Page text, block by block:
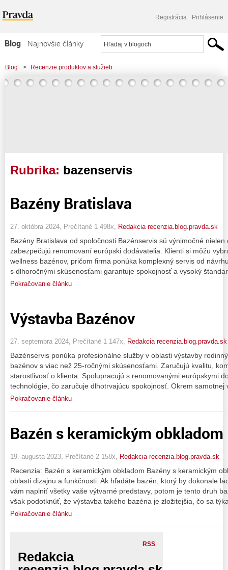
Registrácia Prihlásenie
Blog
Najnovšie články
Najčítanejšie články
Najkomentovanejšie články
Blog > Recenzie produktov a služieb
Rubrika: bazenservis
Bazény Bratislava
27. októbra 2024, Prečítané 1 498x, Redakcia recenzia.blog.pravda.sk
Bazény Bratislava od spoločnosti Bazénservis sú výnimočné
zabezpečujú renomovaní európski dodávatelia. Klienti si môžu
wellness bazénov, pričom firma ponúka komplexný servis od
s dlhoročnými skúsenosťami garantuje spokojnosť a vysoký
Pokračovanie článku
Výstavba Bazénov
27. septembra 2024, Prečítané 1 147x, Redakcia recenzia.blog.pravda.sk
Bazénservis ponúka profesionálne služby v oblasti výstavby
bazénov s viac než 25-ročnými skúsenosťami. Zaručujú kvalitu,
starostlivosť o klienta. Spolupracujú s renomovanými európskymi
technológie, čo zaručuje dlhotrvajúcu spokojnosť. Okrem
Pokračovanie článku
Bazén s keramickým obkladom
19. augusta 2023, Prečítané 2 158x, Redakcia recenzia.blog.pravda.sk
Recenzia: Bazén s keramickým obkladom Bazény s keramickým
oblasti dizajnu a funkčnosti. Ak hľadáte bazén, ktorý by dokonale
vám naplniť všetky vaše výtvarné predstavy, potom je tento druh
však podotknúť, že výstavba takého bazéna je zložitejšia, čo sa
Pokračovanie článku
RSS
Redakcia